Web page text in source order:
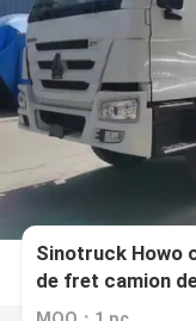
Sinotruck Howo
de fret camion
380hp